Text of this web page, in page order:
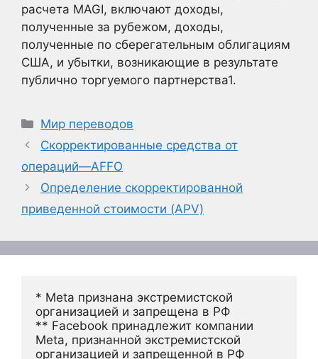
расчета MAGI, включают доходы,
полученные за рубежом, доходы,
полученные по сберегательным облигациям
США, и убытки, возникающие в результате
публично торгуемого партнерства1.
Рубрики
Мир переводов
Скорректированные средства от
операций—AFFO
Определение скорректированной
приведенной стоимости (APV)
* Meta признана экстремистской
организацией и запрещена в РФ
** Facebook принадлежит компании
Meta, признанной экстремистской
организацией и запрещенной в РФ